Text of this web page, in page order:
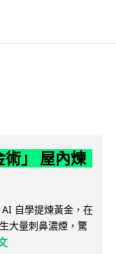
術」 屋內煉
自學提煉黃金，在
大量刺鼻濃煙，驚